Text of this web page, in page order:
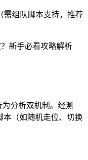
需组队脚本支持，推荐
分析双机制。经测
本（如随机走位、切换